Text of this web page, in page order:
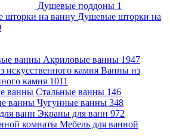
Душевые поддоны 1
Душевые шторки на
Акриловые ванны 1947
Ванны из
камня 1011
Стальные ванны 146
Чугунные ванны 348
Экраны для ванн 972
Мебель для ванной